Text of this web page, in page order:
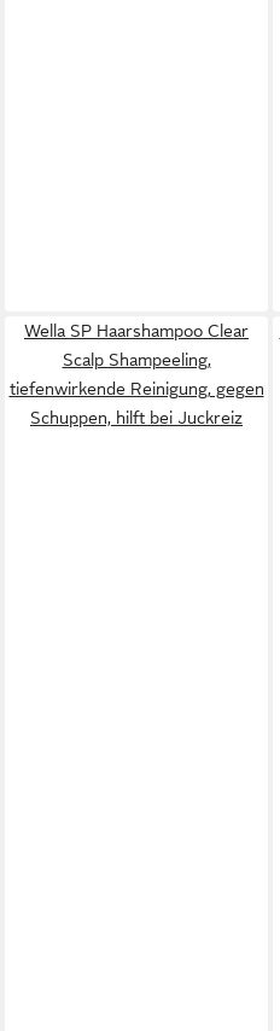
Wella SP Haarshampoo Clear
Scalp Shampeeling,
tiefenwirkende Reinigung, gegen
Schuppen, hilft bei Juckreiz